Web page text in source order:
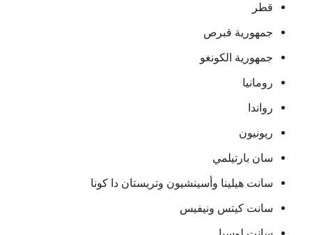
قطر
جمهورية قبرص
جمهورية الكونغو
رومانيا
رواندا
ريونيون
سان بارتيلمي
سانت هيلينا وأسينشيون وتريستان دا كونا
سانت كيتس ونيفيس